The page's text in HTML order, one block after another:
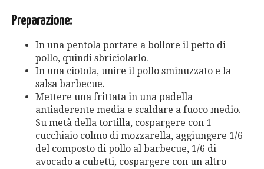
Preparazione:
In una pentola portare a bollore il petto di
pollo, quindi sbriciolarlo.
In una ciotola, unire il pollo sminuzzato e la
salsa barbecue.
Mettere una frittata in una padella
antiaderente media e scaldare a fuoco medio.
Su metà della tortilla, cospargere con 1
cucchiaio colmo di mozzarella, aggiungere 1/6
del composto di pollo al barbecue, 1/6 di
avocado a cubetti, cospargere con un altro